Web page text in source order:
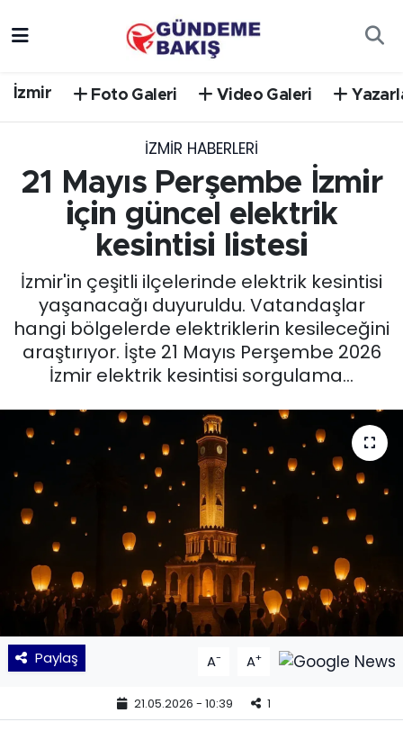
İzmir Foto Galeri Video Galeri
İZMIR HABERLERI
21 Mayıs Perşembe İzmir
için güncel elektrik
kesintisi listesi
İzmir'in çeşitli ilçelerinde elektrik kesintisi
yaşanacağı duyuruldu. Vatandaşlar
hangi bölgelerde elektriklerin kesileceğini
araştırıyor. İşte 21 Mayıs Perşembe 2026
İzmir elektrik kesintisi sorgulama...
Paylaş A- A+
21.05.2026 - 10:39 1
EGE
EĞİTİM
EKONOMİ
English News
KÜLTÜR SANAT
POLİTİKA
SAĞLIK
Siyaset
SPOR
TEKNOLOJİ
Trafik Durumu
Süper Lig Puan Durumu ve Fikstür
Tüm Manşetler
Son Dakika Haberleri
Haber Arşivi